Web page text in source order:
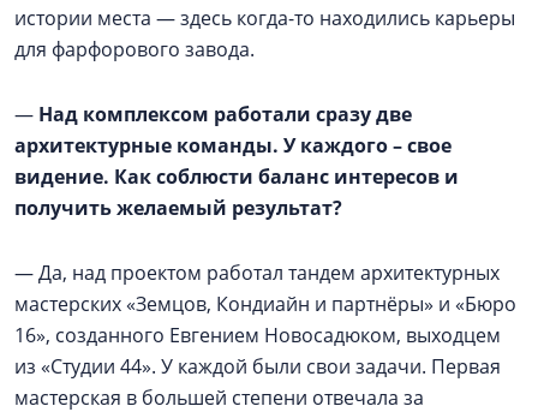
истории места — здесь когда-то находились карьеры
для фарфорового завода.
— Над комплексом работали сразу две
архитектурные команды. У каждого – свое
видение. Как соблюсти баланс интересов и
получить желаемый результат?
— Да, над проектом работал тандем архитектурных
мастерских «Земцов, Кондиайн и партнёры» и «Бюро
16», созданного Евгением Новосадюком, выходцем
из «Студии 44». У каждой были свои задачи. Первая
мастерская в большей степени отвечала за